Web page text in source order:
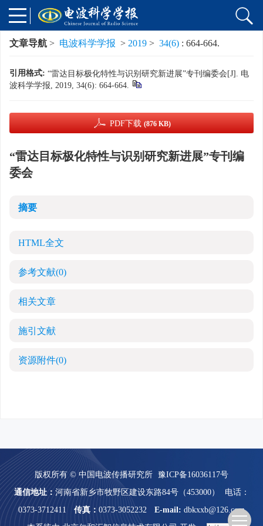
文章导航 > 电波科学学报 > 2019 > 34(6) : 664-664.
引用格式: “雷达目标极化特性与识别研究新进展”专刊编委会[J]. 电
波科学学报, 2019, 34(6): 664-664.
PDF下载 (876 KB)
“雷达目标极化特性与识别研究新进展”专刊编
委会
摘要
HTML全文
参考文献(0)
相关文章
施引文献
资源附件(0)
版权所有 © 中国电波传播研究所 豫ICP备16036117号
通信地址： 河南省新乡市牧野区建设东路84号（453000）
电话：
0373-3712411
传真： 0373-3052232 E-mail: dbkxxb@126.com